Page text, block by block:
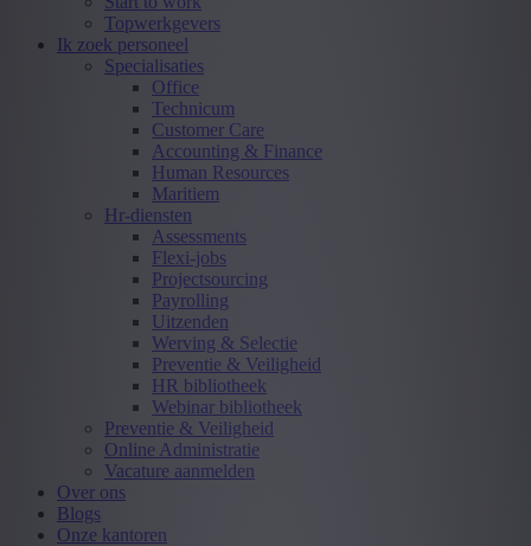
Topwerkgevers
Ik zoek personeel
Specialisaties
Office
Technicum
Customer Care
Accounting & Finance
Human Resources
Maritiem
Hr-diensten
Assessments
Flexi-jobs
Projectsourcing
Payrolling
Uitzenden
Werving & Selectie
Preventie & Veiligheid
HR bibliotheek
Webinar bibliotheek
Preventie & Veiligheid
Online Administratie
Vacature aanmelden
Over ons
Blogs
Onze kantoren